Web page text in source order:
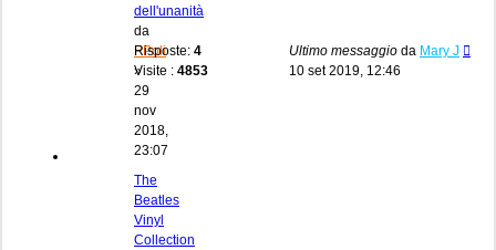
dell'unanità
da
PPoli
»
29
nov
2018,
23:07
Risposte: 4
Visite : 4853
Ultimo messaggio da Mary J
10 set 2019, 12:46
The
Beatles
Vinyl
Collection